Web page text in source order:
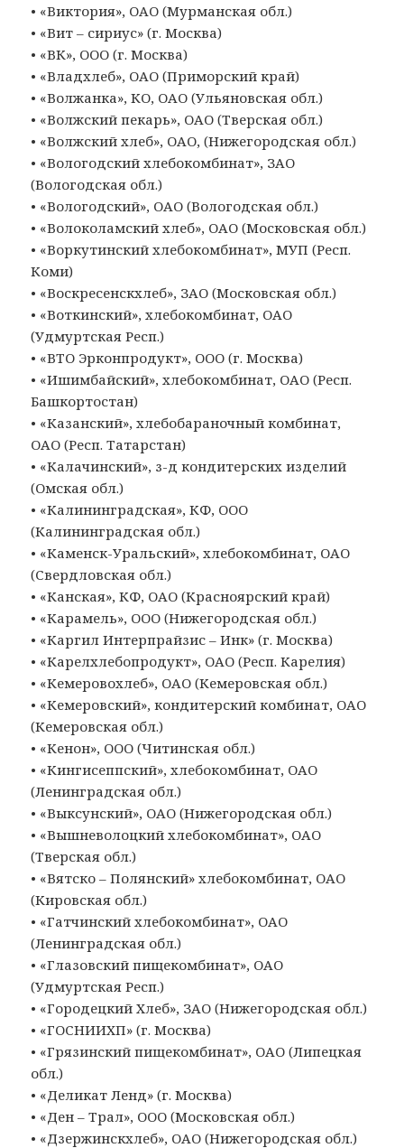
• «Виктория», ОАО (Мурманская обл.)
• «Вит – сириус» (г. Москва)
• «ВК», ООО (г. Москва)
• «Владхлеб», ОАО (Приморский край)
• «Волжанка», КО, ОАО (Ульяновская обл.)
• «Волжский пекарь», ОАО (Тверская обл.)
• «Волжский хлеб», ОАО, (Нижегородская обл.)
• «Вологодский хлебокомбинат», ЗАО
(Вологодская обл.)
• «Вологодский», ОАО (Вологодская обл.)
• «Волоколамский хлеб», ОАО (Московская обл.)
• «Воркутинский хлебокомбинат», МУП (Респ.
Коми)
• «Воскресенскхлеб», ЗАО (Московская обл.)
• «Воткинский», хлебокомбинат, ОАО
(Удмуртская Респ.)
• «ВТО Эрконпродукт», ООО (г. Москва)
• «Ишимбайский», хлебокомбинат, ОАО (Респ.
Башкортостан)
• «Казанский», хлебобараночный комбинат,
ОАО (Респ. Татарстан)
• «Калачинский», з-д кондитерских изделий
(Омская обл.)
• «Калининградская», КФ, ООО
(Калининградская обл.)
• «Каменск-Уральский», хлебокомбинат, ОАО
(Свердловская обл.)
• «Канская», КФ, ОАО (Красноярский край)
• «Карамель», ООО (Нижегородская обл.)
• «Каргил Интерпрайзис – Инк» (г. Москва)
• «Карелхлебопродукт», ОАО (Респ. Карелия)
• «Кемеровохлеб», ОАО (Кемеровская обл.)
• «Кемеровский», кондитерский комбинат, ОАО
(Кемеровская обл.)
• «Кенон», ООО (Читинская обл.)
• «Кингисеппский», хлебокомбинат, ОАО
(Ленинградская обл.)
• «Выксунский», ОАО (Нижегородская обл.)
• «Вышневолоцкий хлебокомбинат», ОАО
(Тверская обл.)
• «Вятско – Полянский» хлебокомбинат, ОАО
(Кировская обл.)
• «Гатчинский хлебокомбинат», ОАО
(Ленинградская обл.)
• «Глазовский пищекомбинат», ОАО
(Удмуртская Респ.)
• «Городецкий Хлеб», ЗАО (Нижегородская обл.)
• «ГОСНИИХП» (г. Москва)
• «Грязинский пищекомбинат», ОАО (Липецкая
обл.)
• «Деликат Ленд» (г. Москва)
• «Ден – Трал», ООО (Московская обл.)
• «Дзержинскхлеб», ОАО (Нижегородская обл.)